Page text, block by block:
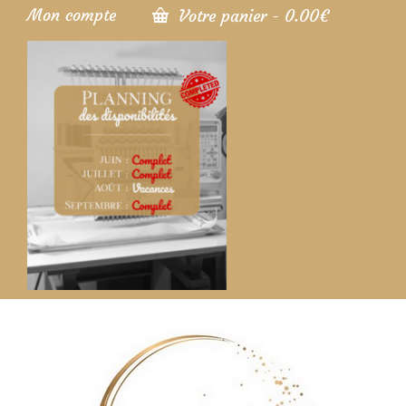
Mon compte Votre panier - 0.00€